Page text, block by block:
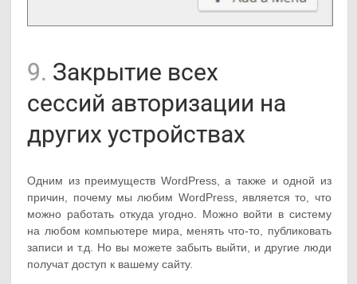
9. Закрытие всех
сессий авторизации на
других устройствах
Одним из преимуществ WordPress, а также и одной из
причин, почему мы любим WordPress, является то, что
можно работать откуда угодно. Можно войти в систему
на любом компьютере мира, менять что-то, публиковать
записи и т.д. Но вы можете забыть выйти, и другие люди
получат доступ к вашему сайту.